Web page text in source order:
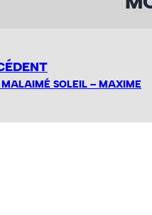
MALAIMÉ SOLEIL – MAXIME